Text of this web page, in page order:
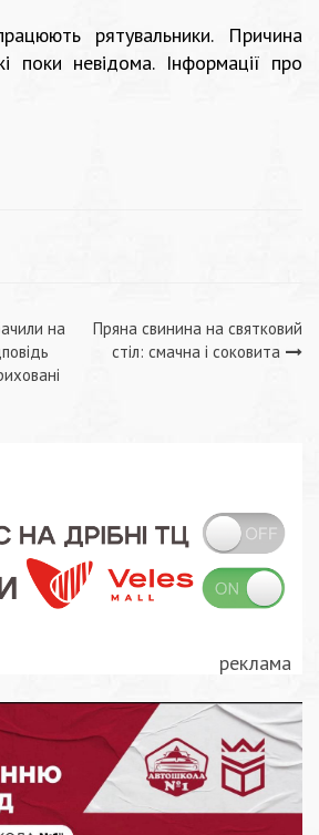
рятувальники. Причина
поки невідома. Інформації про
на
Пряна свинина на святковий
стіл: смачна і соковита